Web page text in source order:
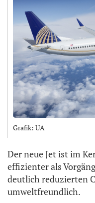
Grafik: UA
Der neue Jet ist im
effizienter als
deutlich reduzierten
umweltfreundlich.